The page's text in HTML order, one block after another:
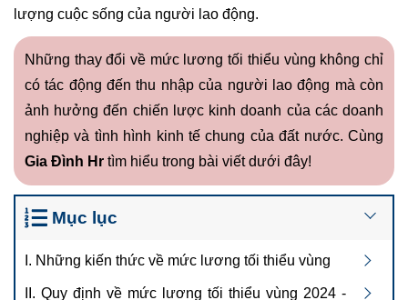
lượng cuộc sống của người lao động.
Những thay đổi về mức lương tối thiểu vùng không chỉ
có tác động đến thu nhập của người lao động mà còn
ảnh hưởng đến chiến lược kinh doanh của các doanh
nghiệp và tình hình kinh tế chung của đất nước. Cùng
Gia Đình Hr tìm hiểu trong bài viết dưới đây!
Mục lục
I. Những kiến thức về mức lương tối thiểu vùng
II. Quy định về mức lương tối thiểu vùng 2024 -